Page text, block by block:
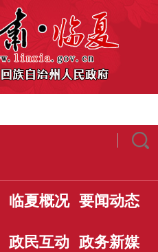
临夏概况 要闻动态
政民互动 政务新媒